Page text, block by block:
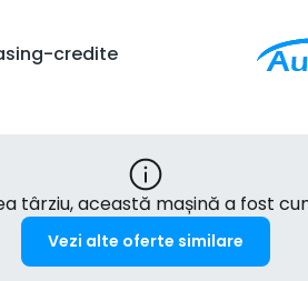
credite
târziu, această mașină a fost
Vezi alte oferte similare